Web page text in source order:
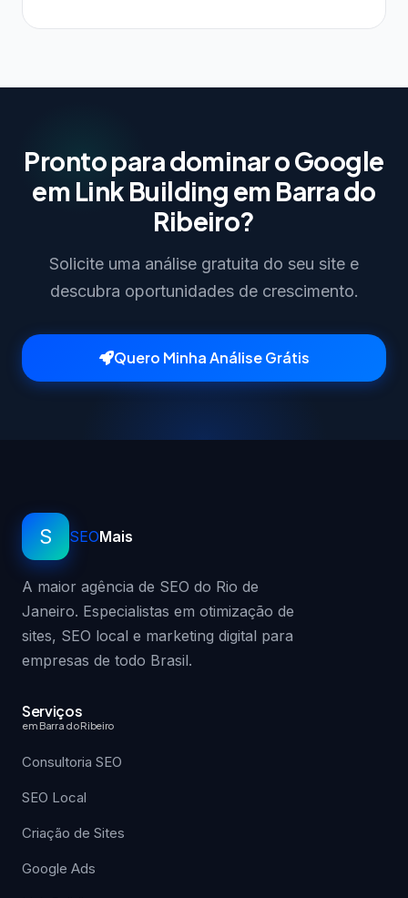
Pronto para dominar o Google
em Link Building em Barra do
Ribeiro?
Solicite uma análise gratuita do seu site e
descubra oportunidades de crescimento.
Quero Minha Análise Grátis
S SEOMais
A maior agência de SEO do Rio de
Janeiro. Especialistas em otimização de
sites, SEO local e marketing digital para
empresas de todo Brasil.
Serviços
em Barra do Ribeiro
Consultoria SEO
SEO Local
Criação de Sites
Google Ads